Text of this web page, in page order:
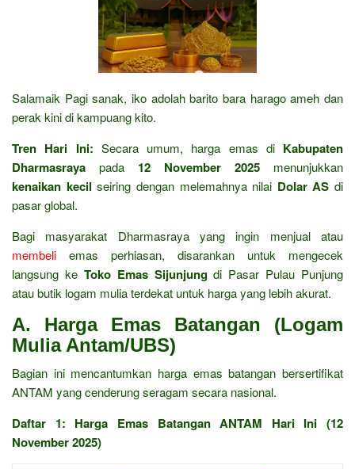
Salamaik Pagi sanak, iko adolah barito bara harago ameh dan
perak kini di kampuang kito.
Tren Hari Ini: Secara umum, harga emas di Kabupaten
Dharmasraya pada 12 November 2025 menunjukkan
kenaikan kecil seiring dengan melemahnya nilai Dolar AS di
pasar global.
Bagi masyarakat Dharmasraya yang ingin menjual atau
membeli emas perhiasan, disarankan untuk mengecek
langsung ke Toko Emas Sijunjungdi Pasar Pulau Punjung
atau butik logam mulia terdekat untuk harga yang lebih akurat.
A. Harga Emas Batangan (Logam
Mulia Antam/UBS)
Bagian ini mencantumkan harga emas batangan bersertifikat
ANTAM yang cenderung seragam secara nasional.
Daftar 1: Harga Emas Batangan ANTAM Hari Ini (12
November 2025)